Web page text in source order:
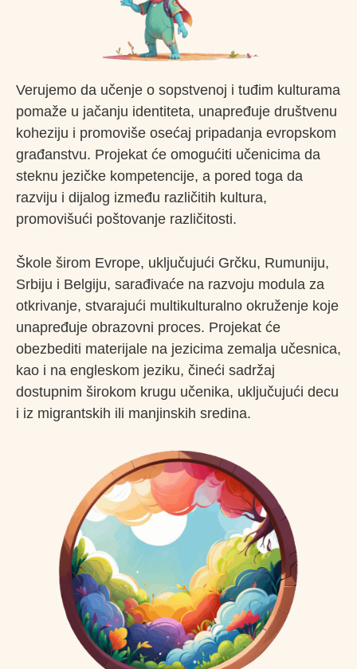
Verujemo da učenje o sopstvenoj i tuđim kulturama
pomaže u jačanju identiteta, unapređuje društvenu
koheziju i promoviše osećaj pripadanja evropskom
građanstvu. Projekat će omogućiti učenicima da
steknu jezičke kompetencije, a pored toga da
razviju i dijalog između različitih kultura,
promovišući poštovanje različitosti.
Škole širom Evrope, uključujući Grčku, Rumuniju,
Srbiju i Belgiju, sarađivaće na razvoju modula za
otkrivanje, stvarajući multikulturalno okruženje koje
unapređuje obrazovni proces. Projekat će
obezbediti materijale na jezicima zemalja učesnica,
kao i na engleskom jeziku, čineći sadržaj
dostupnim širokom krugu učenika, uključujući decu
i iz migrantskih ili manjinskih sredina.